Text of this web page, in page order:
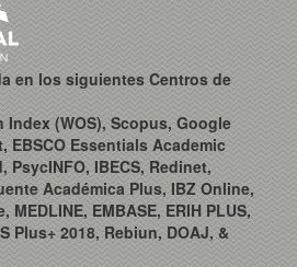
en los siguientes Centros de
(WOS), Scopus, Google
EBSCO Essentials Academic
PsycINFO, IBECS, Redinet,
Académica Plus, IBZ Online,
EMBASE, ERIH PLUS,
Plus+ 2018, Rebiun, DOAJ, &